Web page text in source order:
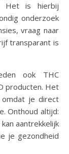
Het is hierbij
onderzoek
vraag naar
transparant is
ook THC
producten. Het
omdat je direct
Onthoud altijd:
aantrekkelijk
je gezondheid